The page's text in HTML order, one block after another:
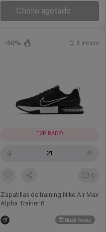
Chollo agotado
-50%
EXPIRADO
21
0
Zapatillas de training Nike Air Max
Alpha Trainer 6
Black Friday
8 meses